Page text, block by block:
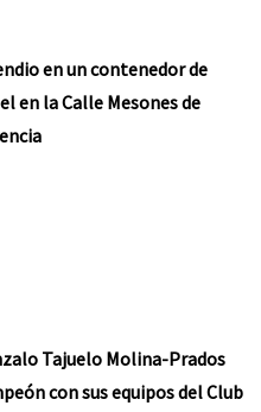
en un contenedor de
en la Calle Mesones de
Tajuelo Molina-Prados
con sus equipos del Club